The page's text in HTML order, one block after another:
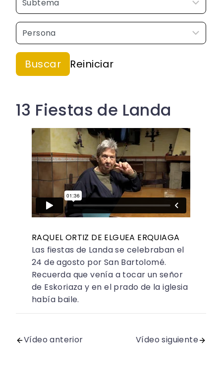
13 Fiestas de Landa
RAQUEL ORTIZ DE ELGUEA ERQUIAGA
Las fiestas de Landa se celebraban el
24 de agosto por San Bartolomé.
Recuerda que venía a tocar un señor
de Eskoriaza y en el prado de la iglesia
había baile.
Vídeo anterior Vídeo siguiente